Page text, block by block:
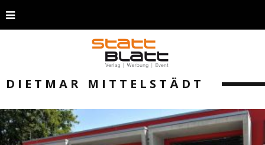
DIETMAR MITTELSTÄDT